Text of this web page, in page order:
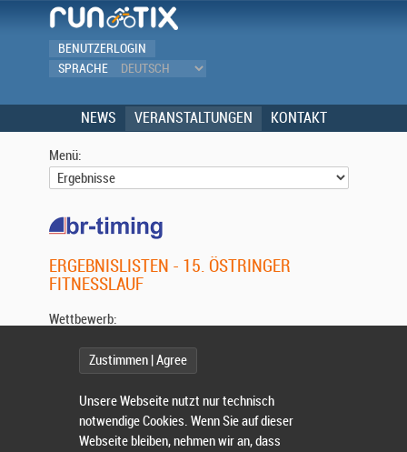
BENUTZERLOGIN
SPRACHE
NEWS VERANSTALTUNGEN KONTAKT
Menü:
ERGEBNISLISTEN - 15. ÖSTRINGER
FITNESSLAUF
Wettbewerb:
Wählen Sie einen Wettbewerb.
Zustimmen | Agree
Unsere Webseite nutzt nur technisch
notwendige Cookies. Wenn Sie auf dieser
Webseite bleiben, nehmen wir an, dass